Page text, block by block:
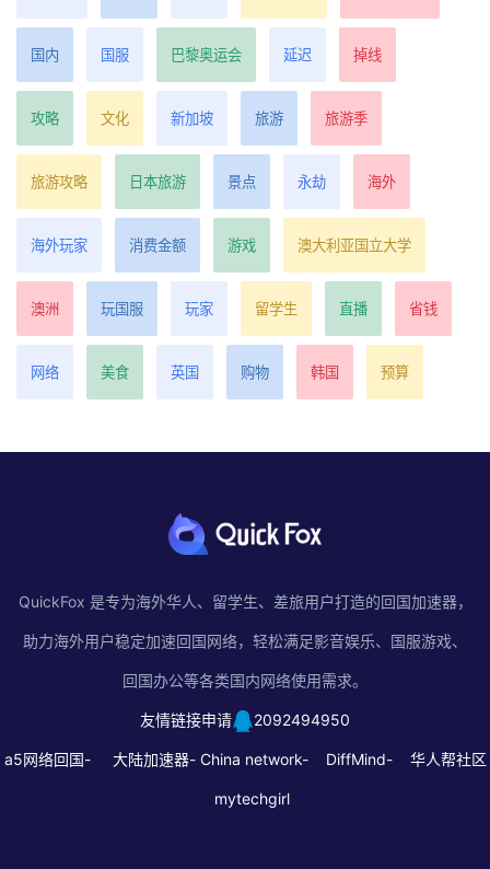
国内 国服 巴黎奥运会 延迟 掉线
攻略 文化 新加坡 旅游 旅游季
旅游攻略 日本旅游 景点 永劫 海外
海外玩家 消费金额 游戏 澳大利亚国立大学
澳洲 玩国服 玩家 留学生 直播 省钱
网络 美食 英国 购物 韩国 预算
QuickFox 是专为海外华人、留学生、差旅用户打造的回国加速器，
助力海外用户稳定加速回国网络，轻松满足影音娱乐、国服游戏、
回国办公等各类国内网络使用需求。
友情链接申请 2092494950
a5网络回国- 大陆加速器- China network- DiffMind- 华人帮社区
mytechgirl